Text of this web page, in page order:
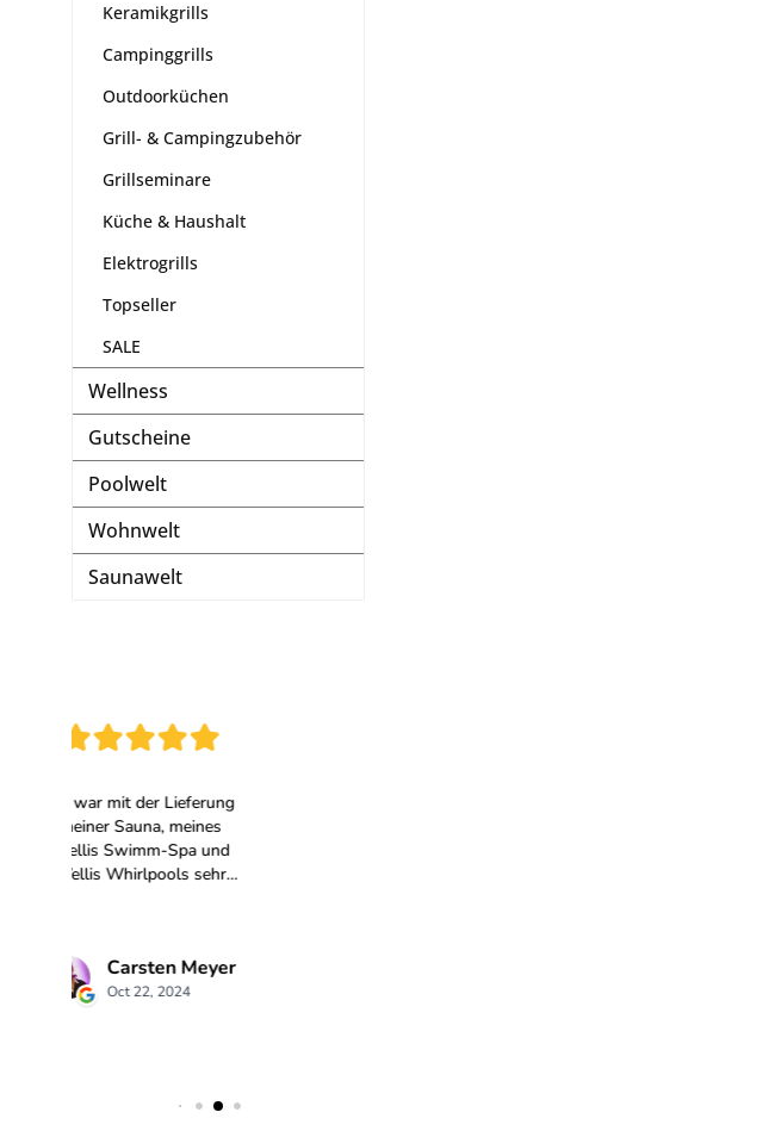
Keramikgrills
Campinggrills
Outdoorküchen
Grill- & Campingzubehör
Grillseminare
Küche & Haushalt
Elektrogrills
Topseller
SALE
Wellness
Gutscheine
Poolwelt
Wohnwelt
Saunawelt